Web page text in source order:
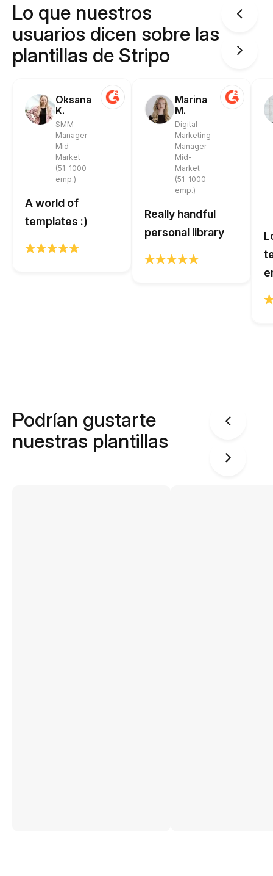
Lo que nuestros
usuarios dicen sobre las
plantillas de Stripo
Oksana
K.
SMM
Manager
Mid-
Market
(51-1000
emp.)
A world of
templates :)
Marina
M.
Digital
Marketing
Manager
Mid-
Market
(51-1000
emp.)
Really handful
personal library
Podrían gustarte
nuestras plantillas